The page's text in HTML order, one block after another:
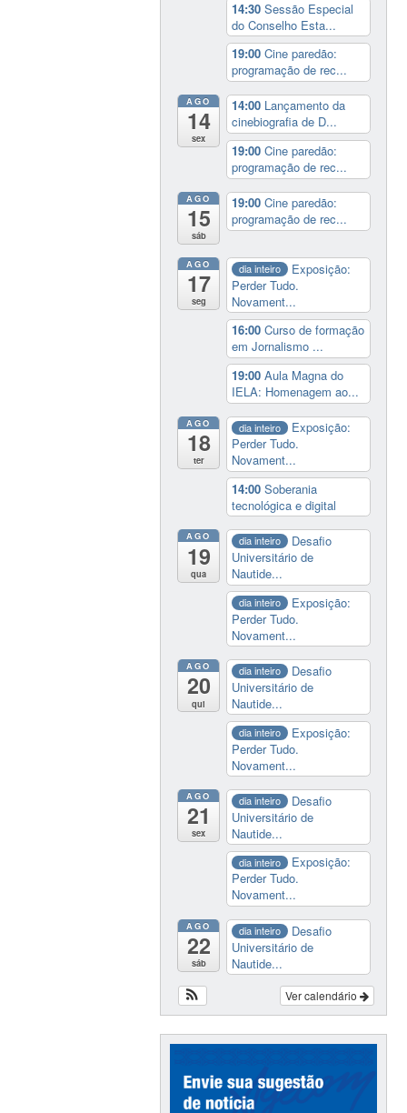
14:30Sessão Especial
do Conselho Esta...
19:00Cine paredão:
programação de rec...
AGO
14
sex
14:00 Lançamento da
cinebiografia de D...
19:00Cine paredão:
programação de rec...
AGO
15
sáb
19:00Cine paredão:
programação de rec...
AGO
17
seg
dia inteiro
Exposição:
Perder Tudo.
Novament...
16:00Curso de formação
em Jornalismo ...
19:00Aula Magna do
IELA: Homenagem ao...
AGO
18
ter
dia inteiro
Exposição:
Perder Tudo.
Novament...
14:00Soberania
tecnológica e digital
AGO
19
qua
dia inteiro
Desafio
Universitário de
Nautide...
dia inteiro
Exposição:
Perder Tudo.
Novament...
AGO
20
qui
dia inteiro
Desafio
Universitário de
Nautide...
dia inteiro
Exposição:
Perder Tudo.
Novament...
AGO
21
sex
dia inteiro
Desafio
Universitário de
Nautide...
dia inteiro
Exposição:
Perder Tudo.
Novament...
AGO
22
sáb
dia inteiro
Desafio
Universitário de
Nautide...
Ver calendário